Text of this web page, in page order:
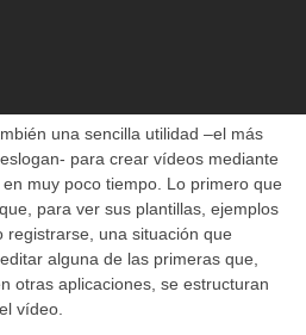
una sencilla utilidad –el más
para crear vídeos mediante
muy poco tiempo. Lo primero que
para ver sus plantillas, ejemplos
registrarse, una situación que
alguna de las primeras que,
otras aplicaciones, se estructuran
vídeo.